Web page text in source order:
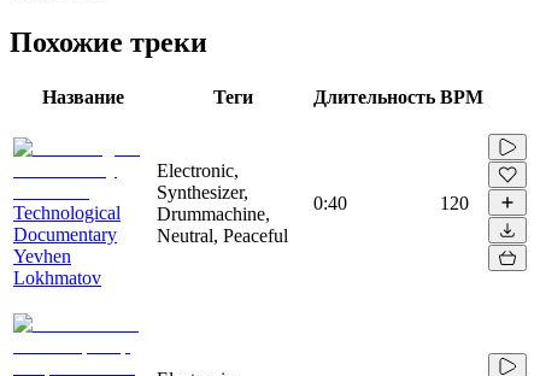
Похожие треки
Название Теги Длительность BPM
Technological
Documentary
Yevhen
Lokhmatov
Electronic,
Synthesizer,
Drummachine,
Neutral, Peaceful
0:40 120